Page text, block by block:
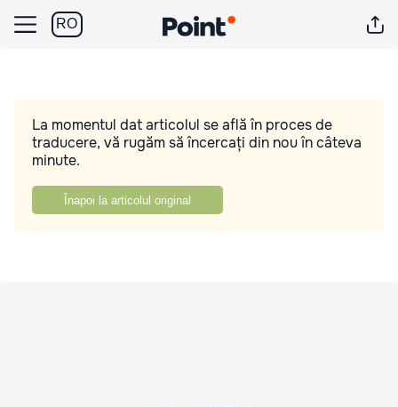
RO
La momentul dat articolul se află în proces de
traducere, vă rugăm să încercați din nou în câteva
minute.
Înapoi la articolul original